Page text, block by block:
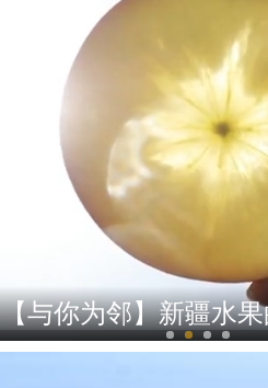
【与你为邻】新疆水